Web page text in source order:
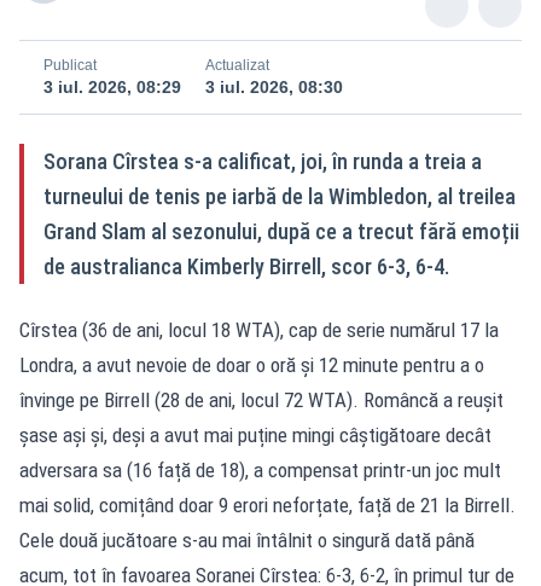
Publicat
3 iul. 2026, 08:29
Actualizat
3 iul. 2026, 08:30
Sorana Cîrstea s-a calificat, joi, în runda a treia a
turneului de tenis pe iarbă de la Wimbledon, al treilea
Grand Slam al sezonului, după ce a trecut fără emoții
de australianca Kimberly Birrell, scor 6-3, 6-4.
Cîrstea (36 de ani, locul 18 WTA), cap de serie numărul 17 la
Londra, a avut nevoie de doar o oră și 12 minute pentru a o
învinge pe Birrell (28 de ani, locul 72 WTA). Româncă a reușit
șase ași și, deși a avut mai puține mingi câștigătoare decât
adversara sa (16 față de 18), a compensat printr-un joc mult
mai solid, comițând doar 9 erori neforțate, față de 21 la Birrell.
Cele două jucătoare s-au mai întâlnit o singură dată până
acum, tot în favoarea Soranei Cîrstea: 6-3, 6-2, în primul tur de